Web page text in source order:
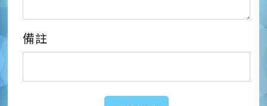
備註